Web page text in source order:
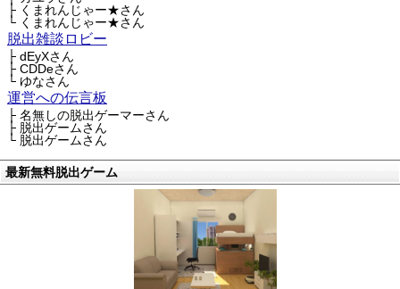
├ くまれんじゃー★さん
└ くまれんじゃー★さん
脱出雑談ロビー
├ dEyXさん
├ CDDeさん
└ ゆなさん
運営への伝言板
├ 名無しの脱出ゲーマーさん
├ 脱出ゲームさん
└ 脱出ゲームさん
最新無料脱出ゲーム